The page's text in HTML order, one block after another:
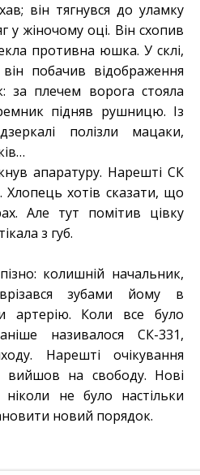
тягнувся до уламку
у жіночому оці. Він схопив
противна юшка. У склі,
він побачив відображення
за плечем ворога стояла
підняв рушницю. Із
полізли мацаки,
Нарешті СК
Хлопець хотів сказати, що
Але тут помітив цівку
з губ.
колишній начальник,
зубами йому в
артерію. Коли все було
називалося СК-331,
Нарешті очікування
вийшов на свободу. Нові
не було настільки
новий порядок.